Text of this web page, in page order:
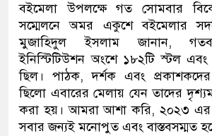
বইমেলা উপলক্ষে গত সোমবার
সম্মেলনে অমর একুশে বইমেলার
মুজাহিদুল ইসলাম জানান, গতবার
ইনিস্টিটিউশন অংশে ১৮২টি স্টল এবং
ছিল। পাঠক, দর্শক এবং প্রকাশকদের
ছিলো এবারের মেলায় যেন তাদের
করা হয়। আমরা আশা করি, ২০২৩ এর
সবার জন্যই মনোপুত এবং বাস্তবসম্মত